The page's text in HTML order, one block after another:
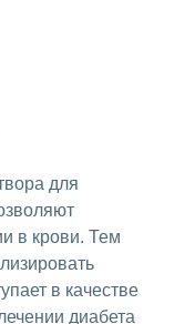
для
в крови. Тем
в качестве
диабета